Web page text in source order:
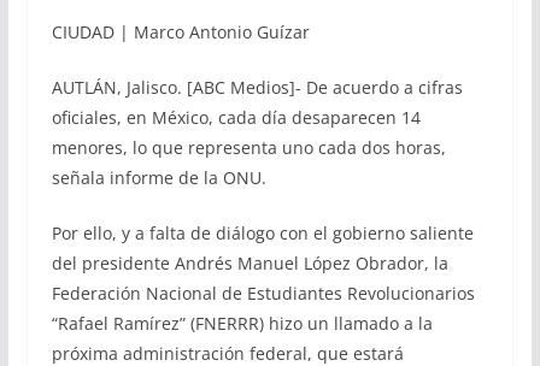
CIUDAD | Marco Antonio Guízar
AUTLÁN, Jalisco. [ABC Medios]- De acuerdo a cifras
oficiales, en México, cada día desaparecen 14
menores, lo que representa uno cada dos horas,
señala informe de la ONU.
Por ello, y a falta de diálogo con el gobierno saliente
del presidente Andrés Manuel López Obrador, la
Federación Nacional de Estudiantes Revolucionarios
“Rafael Ramírez” (FNERRR) hizo un llamado a la
próxima administración federal, que estará